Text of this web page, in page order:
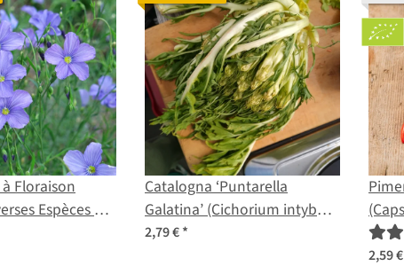
Floraison
Espèces et
de
Catalogna ‘Puntarella
Galatina’ (Cichorium intybus
var. foliosum) graines
2,79 €*
2,59 €